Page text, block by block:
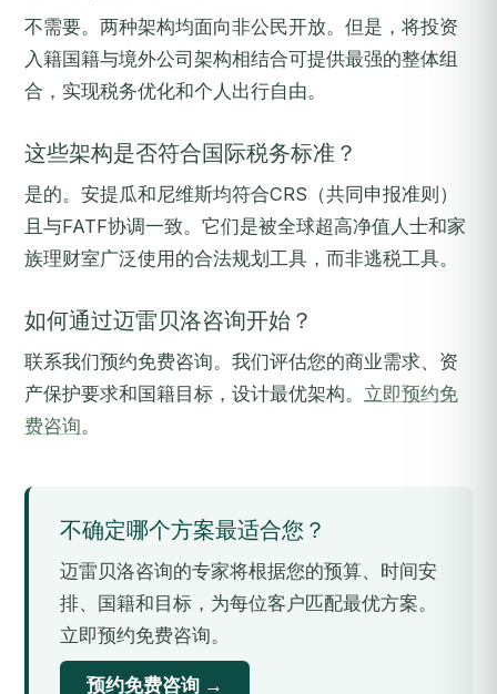
不需要。两种架构均面向非公民开放。但是，将投资
入籍国籍与境外公司架构相结合可提供最强的整体组
合，实现税务优化和个人出行自由。
这些架构是否符合国际税务标准？
是的。安提瓜和尼维斯均符合CRS（共同申报准则）
且与FATF协调一致。它们是被全球超高净值人士和家
族理财室广泛使用的合法规划工具，而非逃税工具。
如何通过迈雷贝洛咨询开始？
联系我们预约免费咨询。我们评估您的商业需求、资
产保护要求和国籍目标，设计最优架构。 立即预约免
费咨询。
不确定哪个方案最适合您？
迈雷贝洛咨询的专家将根据您的预算、时间安
排、国籍和目标，为每位客户匹配最优方案。
立即预约免费咨询。
预约免费咨询 →